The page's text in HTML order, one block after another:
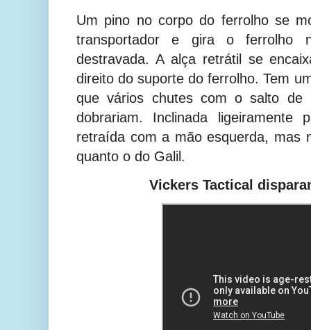
Um pino no corpo do ferrolho se
transportador e gira o ferrolho
destravada. A alça retrátil se
direito do suporte do ferrolho. Tem
que vários chutes com o salto de
dobrariam. Inclinada
retraída com a mão esquerda, mas
quanto o do Galil.
Vickers Tactical